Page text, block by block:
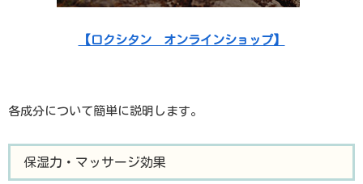
【ロクシタン オンラインショップ】
各成分について簡単に説明します。
保湿力・マッサージ効果